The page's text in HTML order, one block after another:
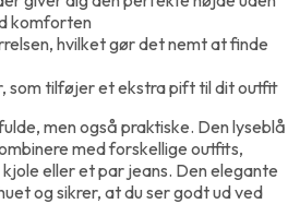
komforten
hvilket gør det nemt at finde
som tilføjer et ekstra pift til dit outfit
men også praktiske. Den lyseblå
med forskellige outfits,
eller et par jeans. Den elegante
og sikrer, at du ser godt ud ved